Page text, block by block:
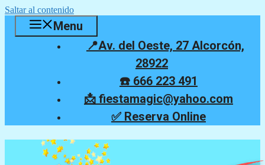
Saltar al contenido
Menu
📍Av. del Oeste, 27 Alcorcón,
28922
☎️ 666 223 491
📩 fiestamagic@yahoo.com
✅ Reserva Online